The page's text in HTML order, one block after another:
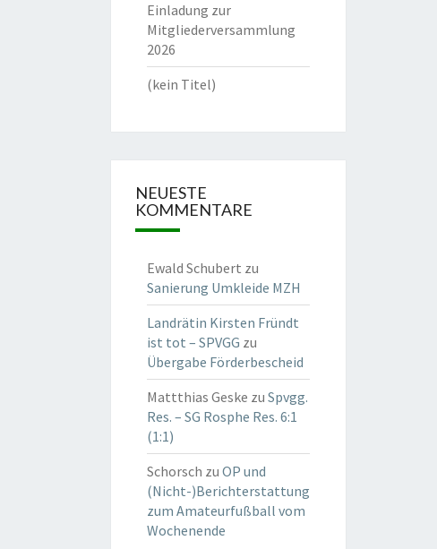
Einladung zur
Mitgliederversammlung
2026
(kein Titel)
NEUESTE
KOMMENTARE
Ewald Schubert zu
Sanierung Umkleide MZH
Landrätin Kirsten Fründt
ist tot – SPVGG zu
Übergabe Förderbescheid
Mattthias Geske zu Spvgg.
Res. – SG Rosphe Res. 6:1
(1:1)
Schorsch zu OP und
(Nicht-)Berichterstattung
zum Amateurfußball vom
Wochenende